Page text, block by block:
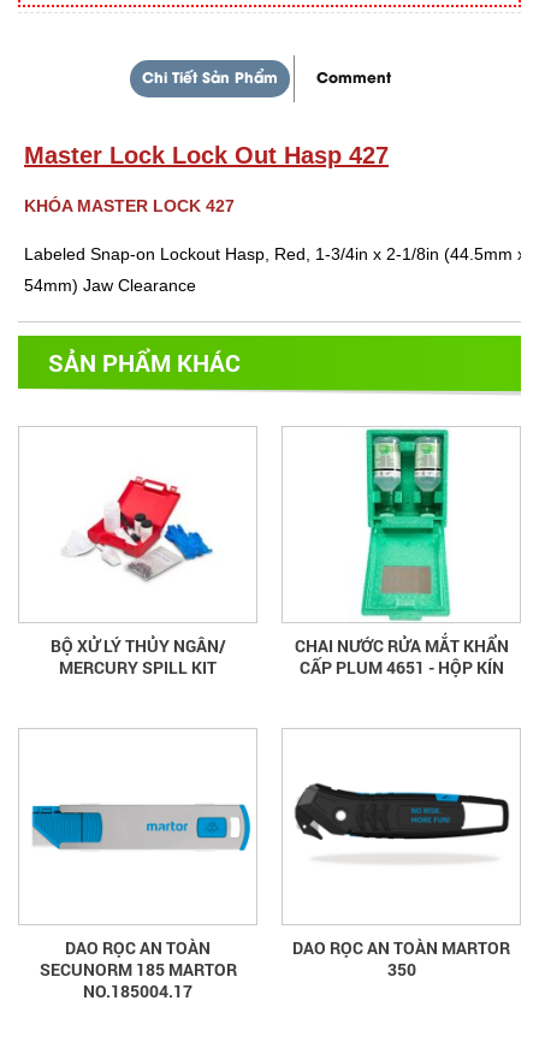
Chi Tiết Sản Phẩm Comment
Master Lock Lock Out Hasp 427
KHÓA MASTER LOCK 427
Labeled Snap-on Lockout Hasp, Red, 1-3/4in x 2-1/8in (44.5mm x
54mm) Jaw Clearance
SẢN PHẨM KHÁC
BỘ XỬ LÝ THỦY NGÂN/
MERCURY SPILL KIT
CHAI NƯỚC RỬA MẮT KHẨN
CẤP PLUM 4651 - HỘP KÍN
DAO RỌC AN TOÀN
SECUNORM 185 MARTOR
NO.185004.17
DAO RỌC AN TOÀN MARTOR
350